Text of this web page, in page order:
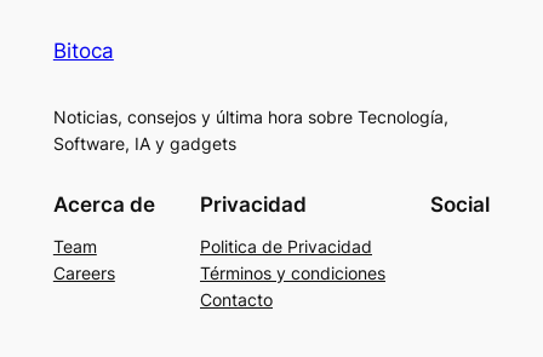
Bitoca
Noticias, consejos y última hora sobre Tecnología,
Software, IA y gadgets
Acerca de
Team
Careers
Privacidad
Politica de Privacidad
Términos y condiciones
Contacto
Social